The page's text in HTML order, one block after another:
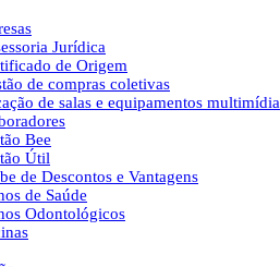
Jurídica
de Origem
de compras coletivas
de salas e equipamentos multimídia
Bee
Útil
de Descontos e Vantagens
de Saúde
Odontológicos